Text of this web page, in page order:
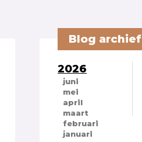
Blog archief
2026
juni
mei
april
maart
februari
januari